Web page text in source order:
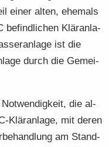
einer alten, ehe­mals
be­find­li­chen Klär­an­la­
ist die
durch die Ge­mei­
Not­wen­dig­keit, die al­
​Kläranlage, mit deren
am Stand­